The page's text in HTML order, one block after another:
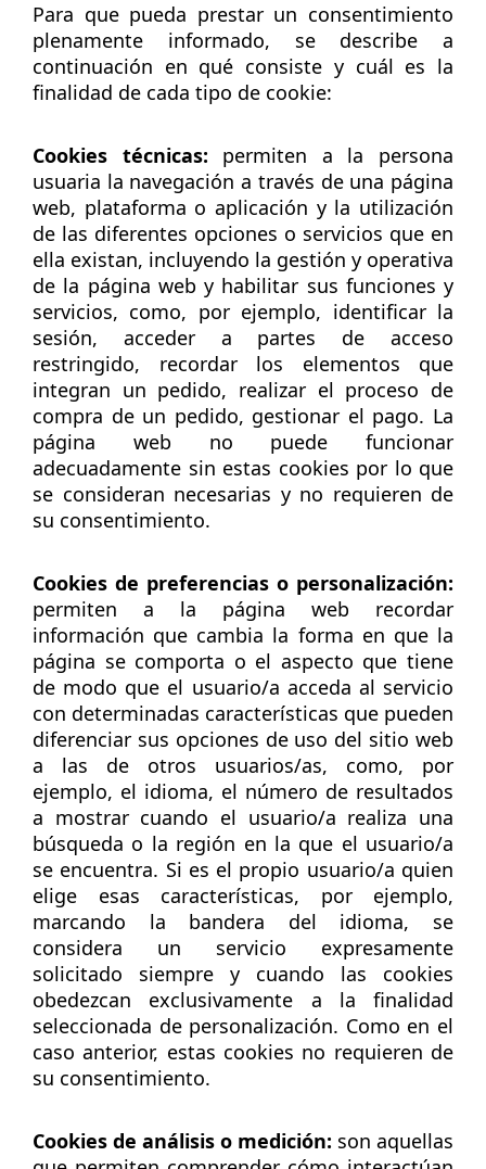
Para que pueda prestar un consentimiento
plenamente informado, se describe a
continuación en qué consiste y cuál es la
finalidad de cada tipo de cookie:
Cookies técnicas: permiten a la persona
usuaria la navegación a través de una página
web, plataforma o aplicación y la utilización
de las diferentes opciones o servicios que en
ella existan, incluyendo la gestión y operativa
de la página web y habilitar sus funciones y
servicios, como, por ejemplo, identificar la
sesión, acceder a partes de acceso
restringido, recordar los elementos que
integran un pedido, realizar el proceso de
compra de un pedido, gestionar el pago. La
página web no puede funcionar
adecuadamente sin estas cookies por lo que
se consideran necesarias y no requieren de
su consentimiento.
Cookies de preferencias o personalización:
permiten a la página web recordar
información que cambia la forma en que la
página se comporta o el aspecto que tiene
de modo que el usuario/a acceda al servicio
con determinadas características que pueden
diferenciar sus opciones de uso del sitio web
a las de otros usuarios/as, como, por
ejemplo, el idioma, el número de resultados
a mostrar cuando el usuario/a realiza una
búsqueda o la región en la que el usuario/a
se encuentra. Si es el propio usuario/a quien
elige esas características, por ejemplo,
marcando la bandera del idioma, se
considera un servicio expresamente
solicitado siempre y cuando las cookies
obedezcan exclusivamente a la finalidad
seleccionada de personalización. Como en el
caso anterior, estas cookies no requieren de
su consentimiento.
Cookies de análisis o medición: son aquellas